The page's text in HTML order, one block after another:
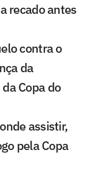
recado antes
contra o
da
Copa do
assistir,
pela Copa